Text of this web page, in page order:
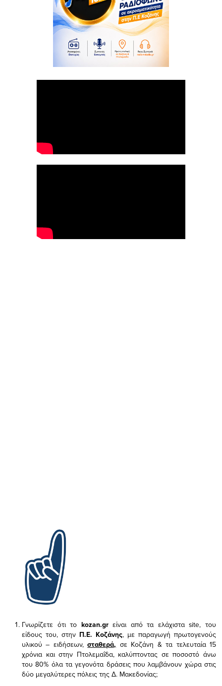
Γνωρίζετε ότι το kozan.gr είναι από τα ελάχισταsite, του
είδους του, στην Π.Ε. Κοζάνης, με παραγωγή πρωτογενούς
υλικού – ειδήσεων,σταθερά, σε Κοζάνη & τα τελευταία 15
χρόνια και στην Πτολεμαΐδα, καλύπτοντας σε ποσοστό άνω
του 80% όλα τα γεγονότα δράσεις που λαμβάνουν χώρα στις
δύο μεγαλύτερες πόλεις της Δ. Μακεδονίας;